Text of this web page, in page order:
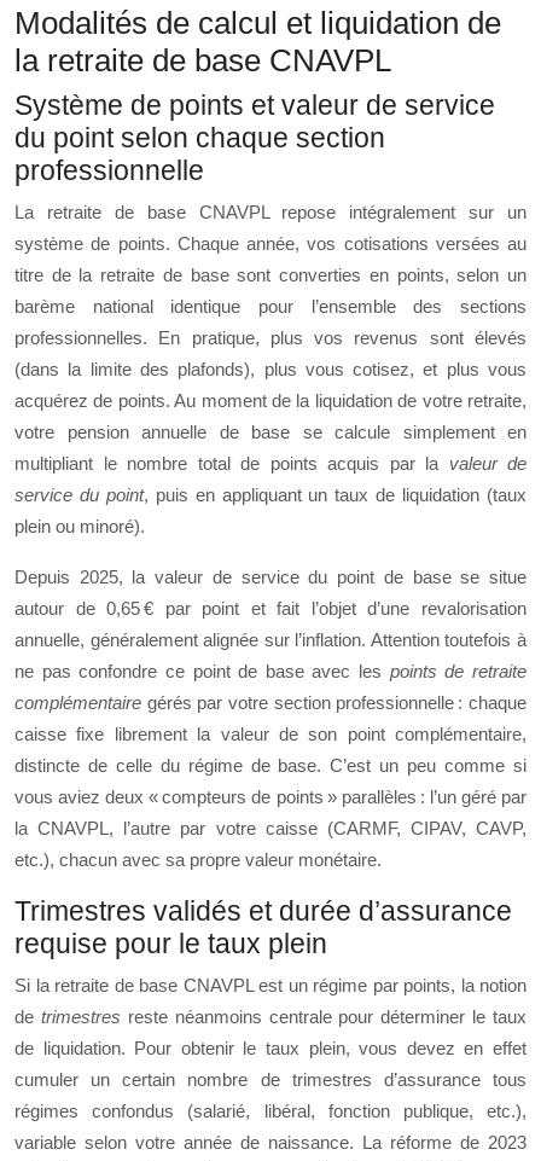
Modalités de calcul et liquidation de
la retraite de base CNAVPL
Système de points et valeur de service
du point selon chaque section
professionnelle
La retraite de base CNAVPL repose intégralement sur un
système de points. Chaque année, vos cotisations versées au
titre de la retraite de base sont converties en points, selon un
barème national identique pour l’ensemble des sections
professionnelles. En pratique, plus vos revenus sont élevés
(dans la limite des plafonds), plus vous cotisez, et plus vous
acquérez de points. Au moment de la liquidation de votre retraite,
votre pension annuelle de base se calcule simplement en
multipliant le nombre total de points acquis par la valeur de
service du point, puis en appliquant un taux de liquidation (taux
plein ou minoré).
Depuis 2025, la valeur de service du point de base se situe
autour de 0,65 € par point et fait l’objet d’une revalorisation
annuelle, généralement alignée sur l’inflation. Attention toutefois à
ne pas confondre ce point de base avec les points de retraite
complémentaire gérés par votre section professionnelle : chaque
caisse fixe librement la valeur de son point complémentaire,
distincte de celle du régime de base. C’est un peu comme si
vous aviez deux « compteurs de points » parallèles : l’un géré par
la CNAVPL, l’autre par votre caisse (CARMF, CIPAV, CAVP,
etc.), chacun avec sa propre valeur monétaire.
Trimestres validés et durée d’assurance
requise pour le taux plein
Si la retraite de base CNAVPL est un régime par points, la notion
de trimestres reste néanmoins centrale pour déterminer le taux
de liquidation. Pour obtenir le taux plein, vous devez en effet
cumuler un certain nombre de trimestres d’assurance tous
régimes confondus (salarié, libéral, fonction publique, etc.),
variable selon votre année de naissance. La réforme de 2023